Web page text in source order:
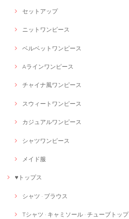
セットアップ
ニットワンピース
ベルベットワンピース
Aラインワンピース
チャイナ風ワンピース
スウィートワンピース
カジュアルワンピース
シャツワンピース
メイド服
♥トップス
シャツ · ブラウス
Tシャツ · キャミソール · チューブトップ